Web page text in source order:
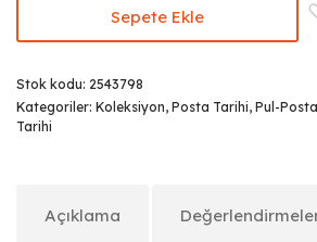
Sepete Ekle
Stok kodu: 2543798
Kategoriler: Koleksiyon, Posta Tarihi, Pul-
Tarihi
Açıklama